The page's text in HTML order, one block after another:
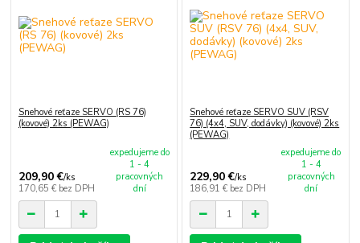
Snehové reťaze SERVO (RS 76)
(kovové) 2ks (PEWAG)
209,90 €/ks
170,65 € bez DPH
expedujeme do
1 - 4
pracovných
dní
Snehové reťaze SERVO SUV (RSV
76) (4x4, SUV, dodávky) (kovové) 2ks
(PEWAG)
229,90 €/ks
186,91 € bez DPH
expedujeme do
1 - 4
pracovných
dní